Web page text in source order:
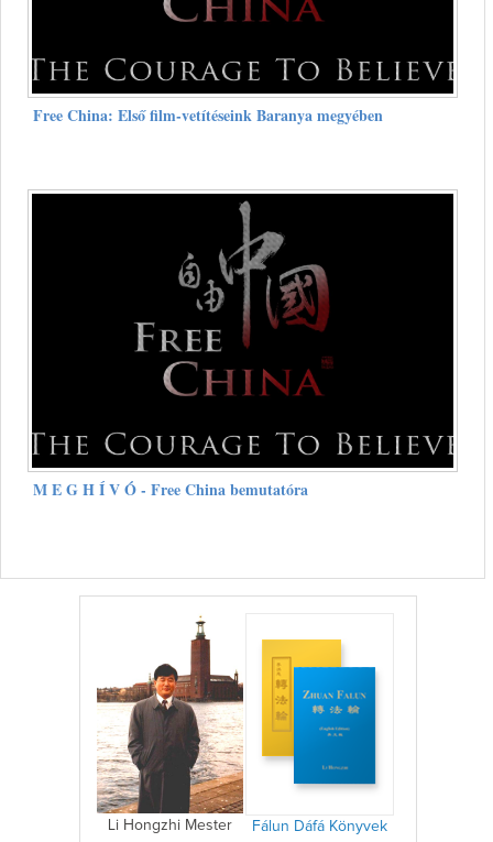
Free China: Első film-vetítéseink Baranya megyében
M E G H Í V Ó - Free China bemutatóra
Li Hongzhi Mester Fálun Dáfá Könyvek